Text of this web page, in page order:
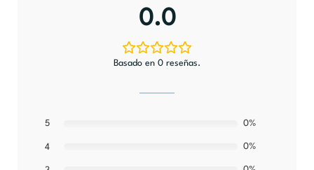
0.0
Basado en 0 reseñas.
5 0%
4 0%